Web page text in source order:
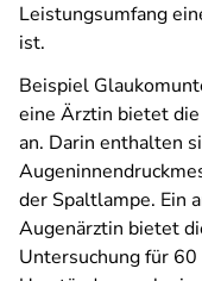
Leistungsumfang
ist.
Beispiel
eine Ärztin bietet
an. Darin enthalten
der Spaltlampe. Ein
Augenärztin bietet
Untersuchung für